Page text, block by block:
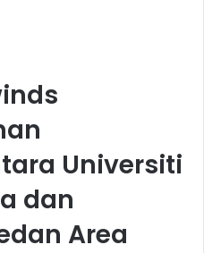
Universiti
dan
Area